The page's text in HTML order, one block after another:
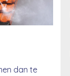
dan te